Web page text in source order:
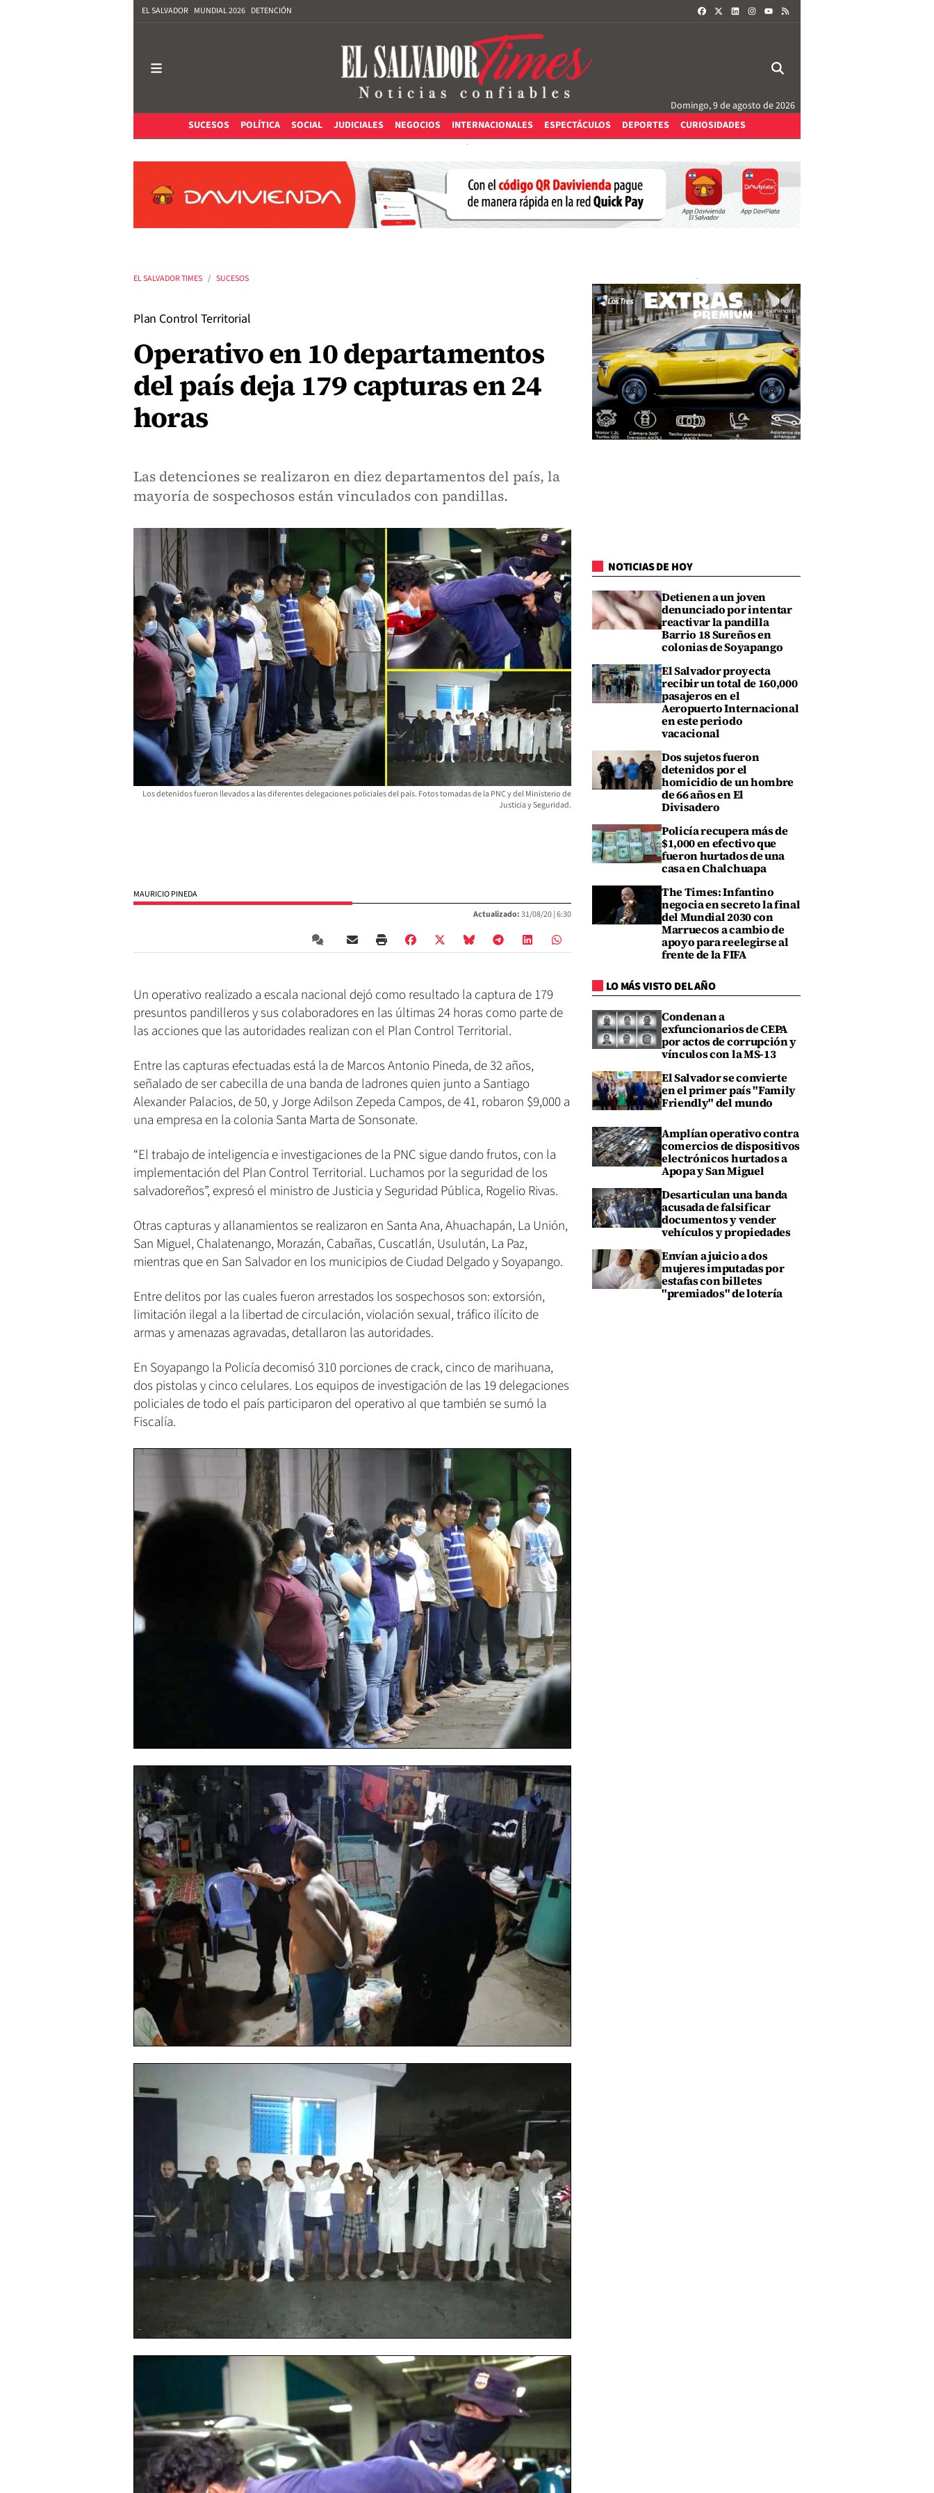
EL SALVADOR MUNDIAL 2026 DETENCIÓN FACEBOOKLINKEDININSTAGRAM
Domingo, 9 de agosto de 2026
SUCESOS
POLÍTICA SOCIAL JUDICIALES NEGOCIOS INTERNACIONALES ESPECTÁCULOS DEPORTES CURIOSIDADES
EL SALVADOR TIMES SUCESOS
Plan Control Territorial
Operativo en 10 departamentos
del país deja 179 capturas en 24
horas
Las detenciones se realizaron en diez departamentos del país, la
mayoría de sospechosos están vinculados con pandillas.
Los detenidos fueron llevados a las diferentes delegaciones policiales del país. Fotos tomadas de la PNC y del Ministerio de
Justicia y Seguridad.
MAURICIO PINEDA
Actualizado:31/08/20 |6:30
Un operativo realizado a escala nacional dejó como resultado la captura de 179
presuntos pandilleros y sus colaboradores en las últimas 24 horas como parte de
las acciones que las autoridades realizan con el Plan Control Territorial.
Entre las capturas efectuadas está la de Marcos Antonio Pineda, de 32 años,
señalado de ser cabecilla de una banda de ladrones quien junto a Santiago
Alexander Palacios, de 50, y Jorge Adilson Zepeda Campos, de 41, robaron $9,000 a
una empresa en la colonia Santa Marta de Sonsonate.
“El trabajo de inteligencia e investigaciones de la PNC sigue dando frutos, con la
implementación del Plan Control Territorial. Luchamos por la seguridad de los
salvadoreños”, expresó el ministro de Justicia y Seguridad Pública, Rogelio Rivas.
Otras capturas y allanamientos se realizaron en Santa Ana, Ahuachapán, La Unión,
San Miguel, Chalatenango, Morazán, Cabañas, Cuscatlán, Usulután, La Paz,
mientras que en San Salvador en los municipios de Ciudad Delgado y Soyapango.
Entre delitos por las cuales fueron arrestados los sospechosos son: extorsión,
limitación ilegal a la libertad de circulación, violación sexual, tráfico ilícito de
armas y amenazas agravadas, detallaron las autoridades.
En Soyapango la Policía decomisó 310 porciones de crack, cinco de marihuana,
dos pistolas y cinco celulares. Los equipos de investigación de las 19 delegaciones
policiales de todo el país participaron del operativo al que también se sumó la
Fiscalía.
NOTICIAS DE HOY
Detienen a un joven
denunciado por intentar
reactivar la pandilla
Barrio 18 Sureños en
colonias de Soyapango
El Salvador proyecta
recibir un total de 160,000
pasajeros en el
Aeropuerto Internacional
en este periodo
vacacional
Dos sujetos fueron
detenidos por el
homicidio de un hombre
de 66 años en El
Divisadero
Policía recupera más de
$1,000 en efectivo que
fueron hurtados de una
casa en Chalchuapa
The Times: Infantino
negocia en secreto la final
del Mundial 2030 con
Marruecos a cambio de
apoyo para reelegirse al
frente de la FIFA
LO MÁS VISTO DEL AÑO
Condenan a
exfuncionarios de CEPA
por actos de corrupción y
vínculos con la MS-13
El Salvador se convierte
en el primer país "Family
Friendly" del mundo
Amplían operativo contra
comercios de dispositivos
electrónicos hurtados a
Apopa y San Miguel
Desarticulan una banda
acusada de falsificar
documentos y vender
vehículos y propiedades
Envían a juicio a dos
mujeres imputadas por
estafas con billetes
"premiados" de lotería